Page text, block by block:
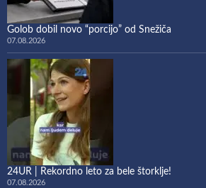
Golob dobil novo “porcijo” od Snežiča
07.08.2026
24UR | Rekordno leto za bele štorklje!
07.08.2026